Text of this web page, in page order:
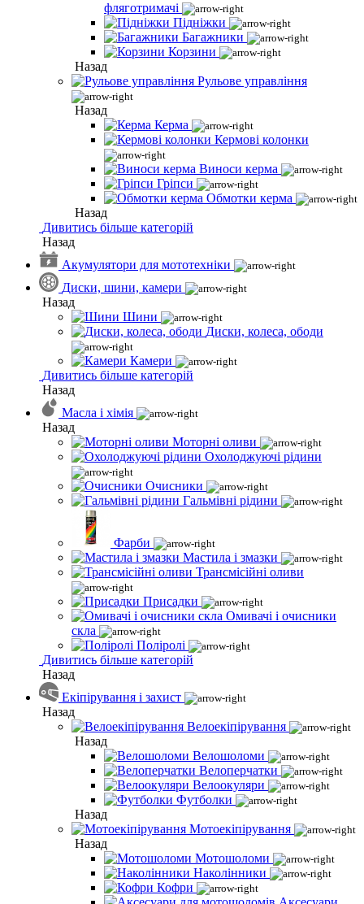
фляготримачі
Підніжки
Багажники
Корзини
Назад
Рульове управління
Назад
Керма
Кермові колонки
Виноси керма
Гріпси
Обмотки керма
Назад
Дивитись більше категорій
Назад
Акумулятори для мототехніки
Диски, шини, камери
Назад
Шини
Диски, колеса, ободи
Камери
Дивитись більше категорій
Назад
Масла і хімія
Назад
Моторні оливи
Охолоджуючі рідини
Очисники
Гальмівні рідини
Фарби
Мастила і змазки
Трансмісійні оливи
Присадки
Омивачі і очисники
скла
Поліролі
Дивитись більше категорій
Назад
Екіпірування і захист
Назад
Велоекіпірування
Назад
Велошоломи
Велоперчатки
Велоокуляри
Футболки
Назад
Мотоекіпірування
Назад
Мотошоломи
Наколінники
Кофри